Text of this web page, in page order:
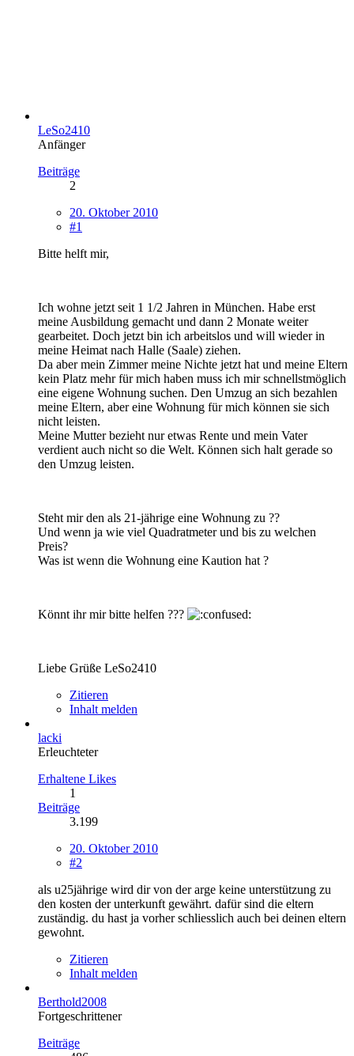
LeSo2410
Anfänger
Beiträge
2
20. Oktober 2010
#1
Bitte helft mir,
Ich wohne jetzt seit 1 1/2 Jahren in München. Habe erst
meine Ausbildung gemacht und dann 2 Monate weiter
gearbeitet. Doch jetzt bin ich arbeitslos und will wieder in
meine Heimat nach Halle (Saale) ziehen.
Da aber mein Zimmer meine Nichte jetzt hat und meine Eltern
kein Platz mehr für mich haben muss ich mir schnellstmöglich
eine eigene Wohnung suchen. Den Umzug an sich bezahlen
meine Eltern, aber eine Wohnung für mich können sie sich
nicht leisten.
Meine Mutter bezieht nur etwas Rente und mein Vater
verdient auch nicht so die Welt. Können sich halt gerade so
den Umzug leisten.
Steht mir den als 21-jährige eine Wohnung zu ??
Und wenn ja wie viel Quadratmeter und bis zu welchen
Preis?
Was ist wenn die Wohnung eine Kaution hat ?
Könnt ihr mir bitte helfen ???
Liebe Grüße LeSo2410
Zitieren
Inhalt melden
lacki
Erleuchteter
Erhaltene Likes
1
Beiträge
3.199
20. Oktober 2010
#2
als u25jährige wird dir von der arge keine unterstützung zu
den kosten der unterkunft gewährt. dafür sind die eltern
zuständig. du hast ja vorher schliesslich auch bei deinen eltern
gewohnt.
Zitieren
Inhalt melden
Berthold2008
Fortgeschrittener
Beiträge